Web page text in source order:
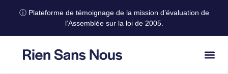
ⓘ Plateforme de témoignage de la mission d’évaluation de
l’Assemblée sur la loi de 2005.